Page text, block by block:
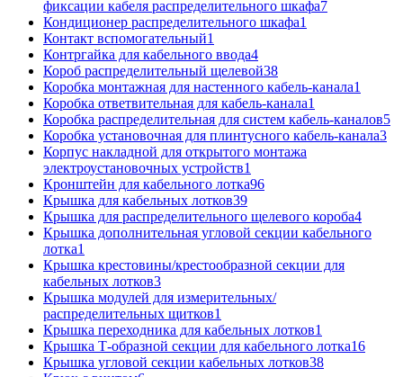
фиксации кабеля распределительного шкафа7
Кондиционер распределительного шкафа1
Контакт вспомогательный1
Контргайка для кабельного ввода4
Короб распределительный щелевой38
Коробка монтажная для настенного кабель-канала1
Коробка ответвительная для кабель-канала1
Коробка распределительная для систем кабель-каналов5
Коробка установочная для плинтусного кабель-канала3
Корпус накладной для открытого монтажа
электроустановочных устройств1
Кронштейн для кабельного лотка96
Крышка для кабельных лотков39
Крышка для распределительного щелевого короба4
Крышка дополнительная угловой секции кабельного
лотка1
Крышка крестовины/крестообразной секции для
кабельных лотков3
Крышка модулей для измерительных/
распределительных щитков1
Крышка переходника для кабельных лотков1
Крышка Т-образной секции для кабельного лотка16
Крышка угловой секции кабельных лотков38